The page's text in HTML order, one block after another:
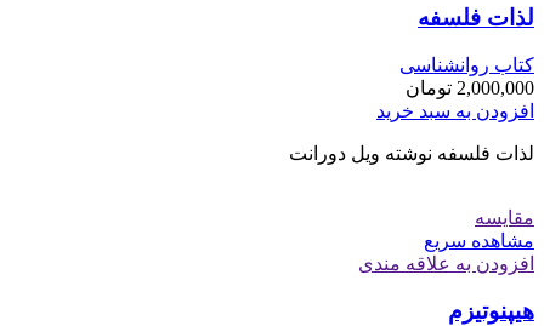
لذات فلسفه
کتاب روانشناسی
2,000,000 تومان
افزودن به سبد خرید
لذات فلسفه نوشته ویل دورانت
مقایسه
مشاهده سریع
افزودن به علاقه مندی
هیپنوتیزم